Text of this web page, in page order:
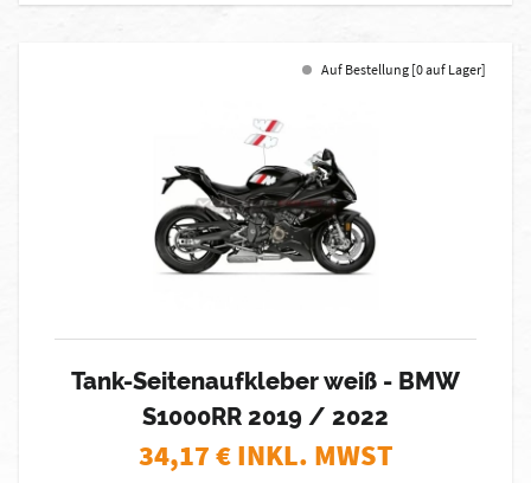
Auf Bestellung [0 auf Lager]
Tank-Seitenaufkleber weiß - BMW
S1000RR 2019 / 2022
34,17€ INKL. MWST